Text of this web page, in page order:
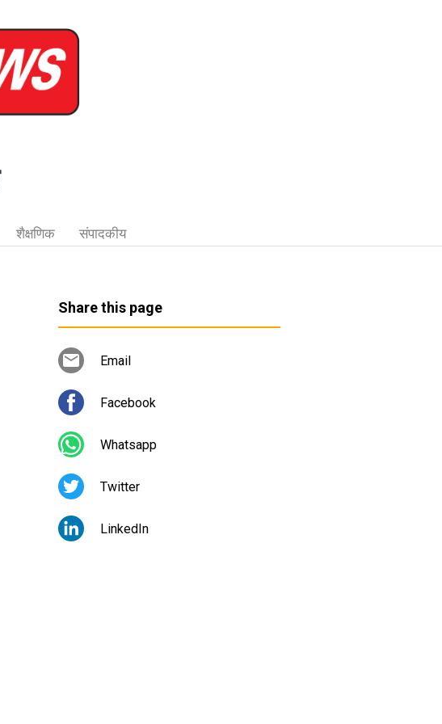
शैक्षणिक संपादकीय
Share this page
Email
Facebook
Whatsapp
Twitter
LinkedIn